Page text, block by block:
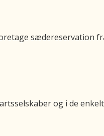
sædereservation
og i de